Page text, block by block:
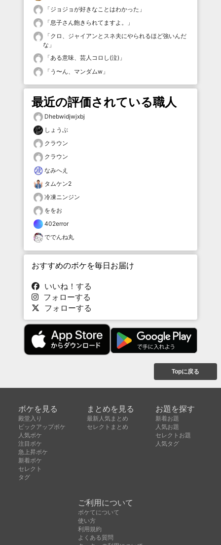
「ジョジョが好きなことはわかった 」
「息子さん飽きられてますよ。
」
「クロ、ジャイアンとスネ夫にやられるほど強いんだ
な 」
「ある意味、芸人コロし(泣) 」
「 う〜ん、マンダムw 」
最近の評価されている職人
Dhebwidjwjxbj
しょうぶ
クラウン
クラウン
なみへえ
タムケン2
冷凍ニンジン
ををお
402error
ででんね丸
おすすめのボケを毎日お届け
いいね！する
フォローする
フォローする
Topに戻る
ボケを見る
殿堂入り
ピックアップボケ
人気ボケ
注目ボケ
急上昇ボケ
新着ボケ
セレクト
タグ
まとめを見る
最新人気まとめ
セレクトまとめ
お題を探す
新着お題
人気お題
セレクトお題
人気タグ
ご利用について
ボケてについて
使い方
利用規約
よくある質問